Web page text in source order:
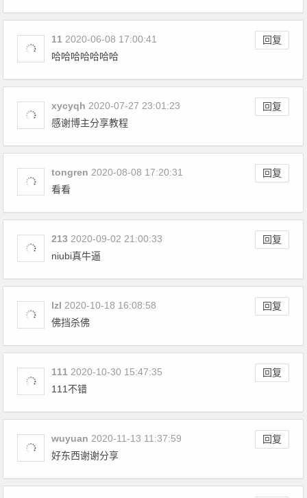
11 回复
2020-06-08 17:00:41
哈哈哈哈哈哈哈
xycyqh 回复
2020-07-27 23:01:23
感谢博主分享教程
tongren 回复
2020-08-08 17:20:31
看看
213 回复
2020-09-02 21:00:33
niubi真牛逼
lzl 回复
2020-10-18 16:08:58
佛挡杀佛
111 回复
2020-10-30 15:47:35
111不错
wuyuan 回复
2020-11-13 11:37:59
好东西谢谢分享